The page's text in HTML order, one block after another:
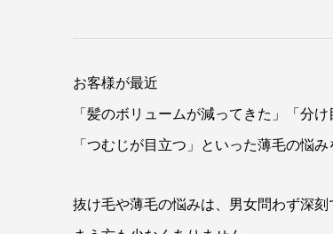
お客様が最近
「髪のボリュームが減ってきた」「分け
「つむじが目立つ」といった薄毛の悩
抜け毛や薄毛の悩みは、男女問わず深